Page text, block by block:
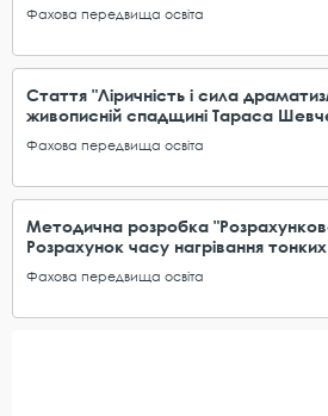
Фахова передвища освіта
Стаття "Ліричність і сила
живописній спадщині Тараса
Фахова передвища освіта
Методична розробка
Розрахунок часу нагрівання
Фахова передвища освіта